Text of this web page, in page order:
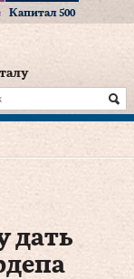
Капитал 500
дать